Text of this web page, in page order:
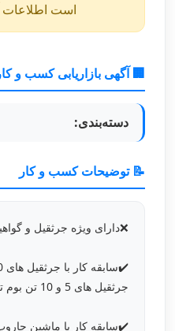
است اطلاعات
🏢 آگهی بازاریابی کسب و
دسته‌بندی:
📝 توضیحات کسب و کار
❌دارای ویژه جرثقیل و
جرثقیل های 5 و 10 تن بوم تراک
✔️سابقه کار با ماشین